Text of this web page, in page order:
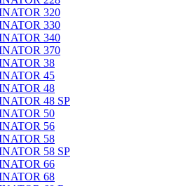
320
330
340
370
38
45
48
48 SP
50
56
58
58 SP
66
68